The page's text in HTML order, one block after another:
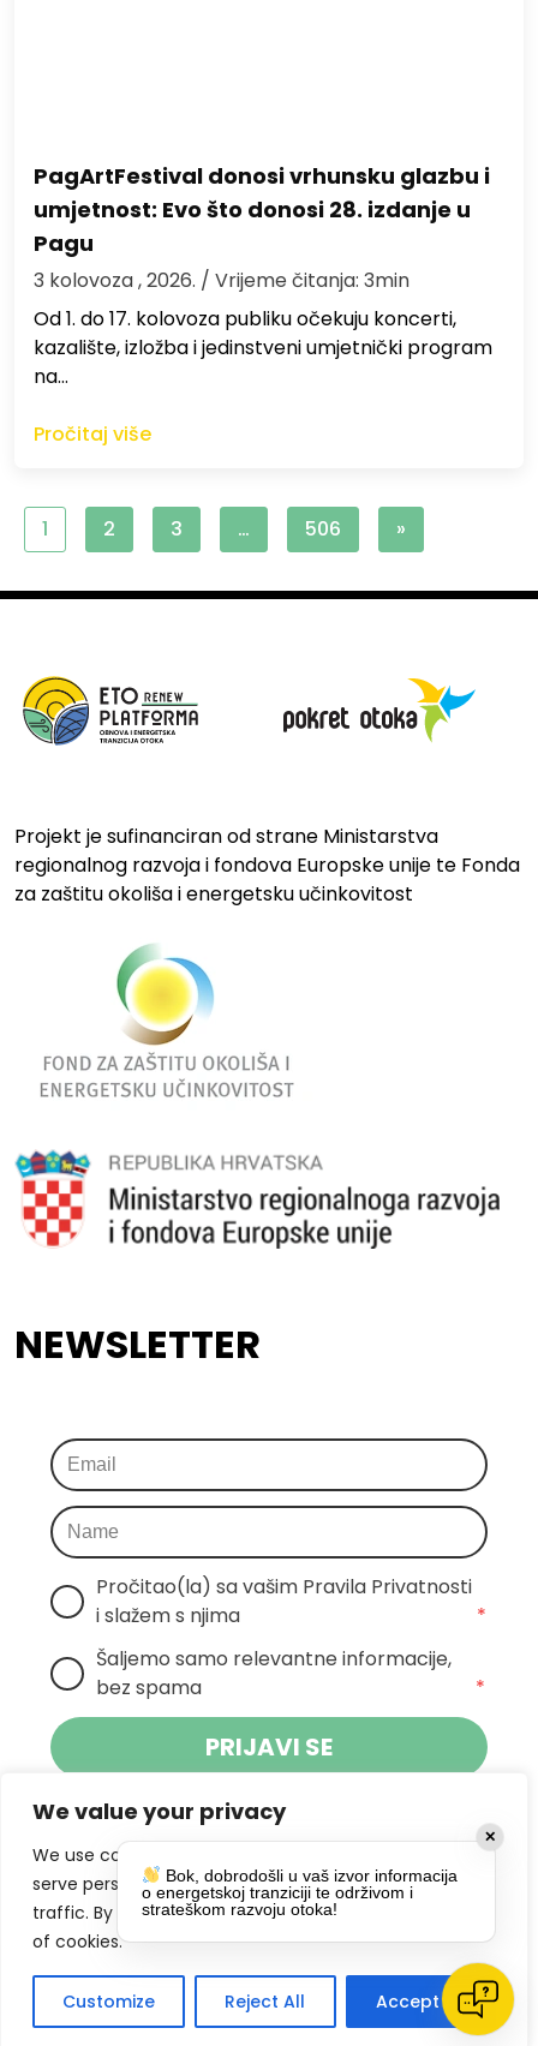
We value your privacy
We use cookies to enhance your browsing experience,
serve personalized ads or content, and analyze our
traffic. By clicking "Accept All", you consent to our use
of cookies.
Customize Reject All Accept All
PagArtFestival donosi vrhunsku glazbu i
umjetnost: Evo što donosi 28. izdanje u
Pagu
3 kolovoza , 2026. / Vrijeme čitanja: 3min
Od 1. do 17. kolovoza publiku očekuju koncerti,
kazalište, izložba i jedinstveni umjetnički program
na…
Pročitaj više
1 2 3 … 506 »
Projekt je sufinanciran od strane Ministarstva
regionalnog razvoja i fondova Europske unije te Fonda
za zaštitu okoliša i energetsku učinkovitost
NEWSLETTER
Pročitao(la) sa vašim Pravila Privatnosti
i slažem s njima
*
Šaljemo samo relevantne informacije,
bez spama
*
PRIJAVI SE
Klikom na gumb dajete suglasnost za
primanje novosti Pokreta Otoka te se
slažete spolitikom privatnosti.
DRUŠTVENE MREŽE
✕
Bok, dobrodošli u vaš izvor informacija
o energetskoj tranziciji te održivom i
strateškom razvoju otoka!